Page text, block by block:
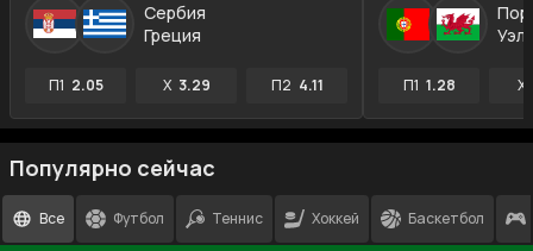
Сербия
Греция
П1 2.05 X 3.29 П2 4.11 П1 1.28 X
Популярно сейчас
Все Футбол Теннис Хоккей Баскетбол